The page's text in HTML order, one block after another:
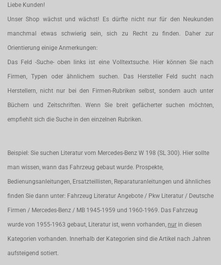
Liebe Kunden!
Unser Shop wächst und wächst! Es dürfte nicht nur für den Neukunden
manchmal etwas schwierig sein, sich zu Recht zu finden. Daher zur
Orientierung einige Anmerkungen:
Das Feld -Suche- oben links ist eine Volltextsuche. Hier können Sie nach
Firmen, Typen oder ähnlichem suchen. Das Hersteller Feld sucht nach
Herstellern, nicht nur bei den Firmen-Rubriken selbst, sondern auch unter
Büchern und Zeitschriften. Wenn Sie breit gefächerter suchen möchten,
empfiehlt sich die Suche in den einzelnen Rubriken.
Beispiel: Sie suchen Literatur vom Mercedes-Benz W 198 (SL 300). Hier sollte
man wissen, wann das Fahrzeug gebaut wurde. Prospekte,
Bedienungsanleitungen, Ersatzteillisten, Reparaturanleitungen und ähnliches
finden Sie dann unter: Fahrzeug Literatur Angebote / Pkw Literatur / Deutsche
Firmen / Mercedes-Benz / MB 1945-1959 und 1960-1969. Das Fahrzeug
wurde von 1955-1963 gebaut, Literatur ist, wenn vorhanden, nur in diesen
Kategorien vorhanden. Innerhalb der Kategorien sind die Artikel nach Jahren
aufsteigend sotiert.